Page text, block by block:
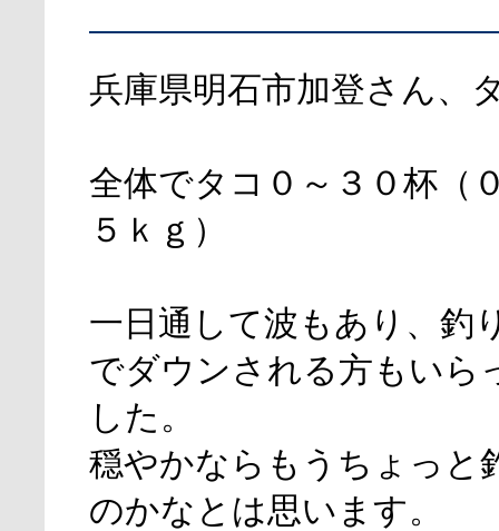
兵庫県明石市加登さん、
全体でタコ０～３０杯（
５ｋｇ）
一日通して波もあり、釣
でダウンされる方もいら
した。
穏やかならもうちょっと
のかなとは思います。